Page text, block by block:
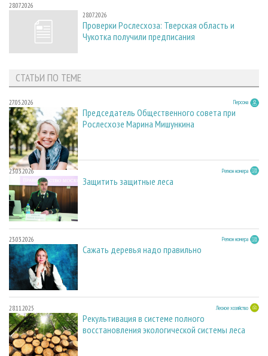
28.07.2026
28.07.2026
Проверки Рослесхоза: Тверская область и
Чукотка получили предписания
СТАТЬИ ПО ТЕМЕ
27.05.2026 Персона
Председатель Общественного совета при
Рослесхозе Марина Мишункина
23.03.2026 Регион номера
Защитить защитные леса
23.03.2026 Регион номера
Сажать деревья надо правильно
28.11.2025 Лесное хозяйство
Рекультивация в системе полного
восстановления экологической системы леса